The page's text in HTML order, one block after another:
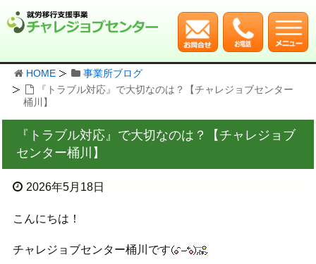
HOME
事業所ブログ
『トラブル対応』で大切なのは？【チャレジョブセンター
桶川】
『トラブル対応』で大切なのは？【チャレジョブ
センター桶川】
2026年5月18日
こんにちは！
チャレジョブセンター桶川です